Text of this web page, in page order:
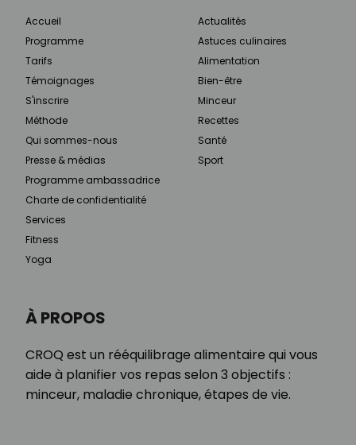
À PROPOS
CROQ est un rééquilibrage alimentaire qui vous
aide à planifier vos repas selon 3 objectifs :
minceur, maladie chronique, étapes de vie.
Accueil
Programme
Tarifs
Témoignages
S'inscrire
Méthode
Qui sommes-nous
Presse & médias
Programme ambassadrice
Charte de confidentialité
Services
Fitness
Yoga
Actualités
Astuces culinaires
Alimentation
Bien-être
Minceur
Recettes
Santé
Sport